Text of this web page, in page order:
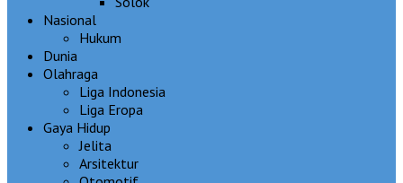
Nasional
Hukum
Dunia
Olahraga
Liga Indonesia
Liga Eropa
Gaya Hidup
Jelita
Arsitektur